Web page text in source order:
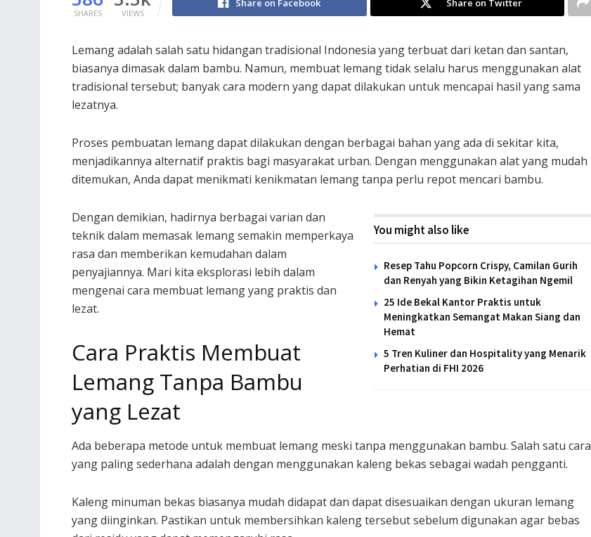
SHARES VIEWS
Share on Facebook Share on Twitter
Lemang adalah salah satu hidangan tradisional Indonesia yang terbuat dari ketan dan santan,
biasanya dimasak dalam bambu. Namun, membuat lemang tidak selalu harus menggunakan alat
tradisional tersebut; banyak cara modern yang dapat dilakukan untuk mencapai hasil yang sama
lezatnya.
Proses pembuatan lemang dapat dilakukan dengan berbagai bahan yang ada di sekitar kita,
menjadikannya alternatif praktis bagi masyarakat urban. Dengan menggunakan alat yang mudah
ditemukan, Anda dapat menikmati kenikmatan lemang tanpa perlu repot mencari bambu.
You might also like
Resep Tahu Popcorn Crispy, Camilan Gurih
dan Renyah yang Bikin Ketagihan Ngemil
25 Ide Bekal Kantor Praktis untuk
Meningkatkan Semangat Makan Siang dan
Hemat
5 Tren Kuliner dan Hospitality yang Menarik
Perhatian di FHI 2026
Dengan demikian, hadirnya berbagai varian dan
teknik dalam memasak lemang semakin memperkaya
rasa dan memberikan kemudahan dalam
penyajiannya. Mari kita eksplorasi lebih dalam
mengenai cara membuat lemang yang praktis dan
lezat.
Cara Praktis Membuat
Lemang Tanpa Bambu
yang Lezat
Ada beberapa metode untuk membuat lemang meski tanpa menggunakan bambu. Salah satu cara
yang paling sederhana adalah dengan menggunakan kaleng bekas sebagai wadah pengganti.
Kaleng minuman bekas biasanya mudah didapat dan dapat disesuaikan dengan ukuran lemang
yang diinginkan. Pastikan untuk membersihkan kaleng tersebut sebelum digunakan agar bebas